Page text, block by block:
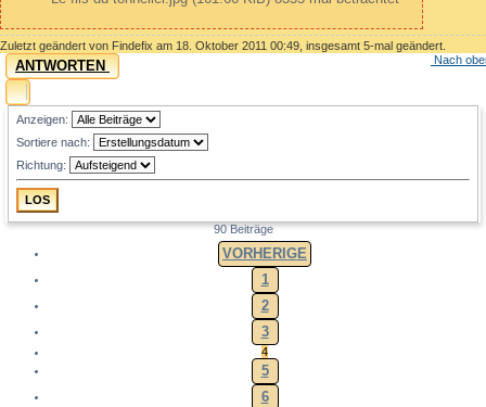
Zuletzt geändert von Findefix am 18. Oktober 2011 00:49, insgesamt 5-mal geändert.
Nach
ANTWORTEN
Anzeigen:
Sortiere nach:
Richtung:
90 Beiträge
VORHERIGE
1
2
3
4
5
6